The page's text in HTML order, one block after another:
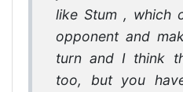
like Stum , which
opponent and
turn and I think
too, but you